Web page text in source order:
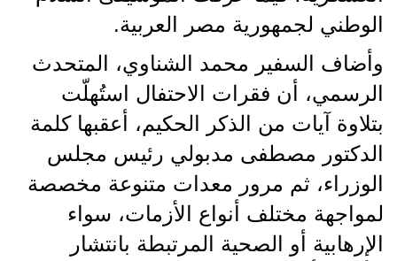
الوطني لجمهورية مصر العربية.
وأضاف السفير محمد الشناوي، المتحدث
الرسمي، أن فقرات الاحتفال استُهلّت
بتلاوة آيات من الذكر الحكيم، أعقبها كلمة
الدكتور مصطفى مدبولي رئيس مجلس
الوزراء، ثم مرور معدات متنوعة مخصصة
لمواجهة مختلف أنواع الأزمات، سواء
الإرهابية أو الصحية المرتبطة بانتشار